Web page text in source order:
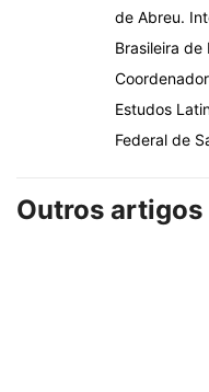
de Abreu.
Brasileira de
Estudos
Federal de
Outros artigos